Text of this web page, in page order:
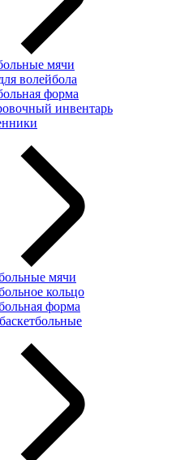
мячи
волейбола
форма
инвентарь
мячи
кольцо
форма